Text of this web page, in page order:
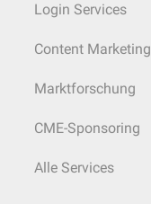
Login Services
Content Marketing
Marktforschung
CME-Sponsoring
Alle Services